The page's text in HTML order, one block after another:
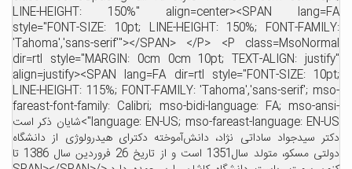
LINE-HEIGHT: 150%" align=center><SPAN
style="FONT-SIZE: 10pt; LINE-HEIGHT: 150%; FONT-
'Tahoma','sans-serif'"></SPAN> </P> <P
dir=rtl style="MARGIN: 0cm 0cm 10pt; TEXT-ALIGN:
align=justify><SPAN lang=FA dir=rtl style="FONT-SIZE:
LINE-HEIGHT: 115%; FONT-FAMILY: 'Tahoma','sans-serif';
fareast-font-family: Calibri; mso-bidi-language: FA; mso-
language: EN-US; mso-fareast-language: EN-US">شایان ذکر است
سیدجواد ساداتی نژاد، دانش‌آموخته دکترای هیدرولوژی از دانشگاه
دولتی مسکو، متولد سال1351 است و از تاریخ 26 فروردین سال 1386 تا